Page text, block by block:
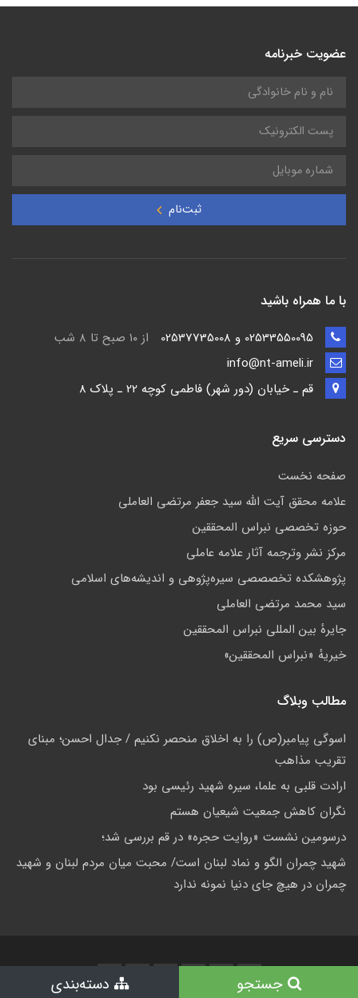
جستجو
عضویت خبرنامه
ثبت‌نام
با ما همراه باشید
از ۱۰ صبح تا ۸ شب
قم ـ خيابان (دور شهر) فاطمي كوچه 22 ـ پلاک 8
دسترسی سریع
صفحه نخست
علامه محقق آیت الله سید جعفر مرتضی العاملی
حوزه تخصصی نبراس المحققین
مركز نشر وترجمه آثار علامه عاملی
پژوهشكده تخصصصى سیره‌پژوهی و اندیشه‌های اسلامی
سید محمد مرتضی العاملی
جايرهٔ بین المللی نبراس المحققین
خيريهٔ «نبراس المحققين»
مطالب وبلاگ
اسوگی پیامبر(ص) را به اخلاق منحصر نکنیم / جدال احسن؛ مبنای
تقریب مذاهب
ارادت قلبی به علما، سیره شهید رئیسی بود
نگران کاهش جمعيت شيعيان هستم
درسومین نشست «روایت حجره» در قم بررسی شد؛
شهید چمران الگو و نماد لبنان است/ محبت میان مردم لبنان و شهید
چمران در هیچ جای دنیا نمونه ندارد